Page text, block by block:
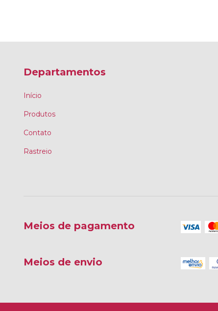
Departamentos
Início
Produtos
Contato
Rastreio
Meios de pagamento
Meios de envio